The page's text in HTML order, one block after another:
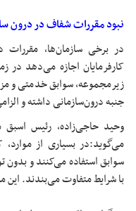
نبود مقررات شفاف در درون
در برخی سازمان‌ها، مقررات
کارفرمایان اجازه می‌دهد در
زیرمجموعه، سوابق خدمتی و
جنبه درون‌سازمانی داشته و
وحید حاجی‌زاده، رئیس اسبق
می‌گوید:در بسیاری از موارد،
سوابق استفاده می‌کنند و بدون
با شرایط متفاوت می‌بندند. این